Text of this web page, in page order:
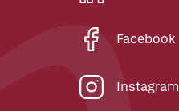
Facebook
Instagram